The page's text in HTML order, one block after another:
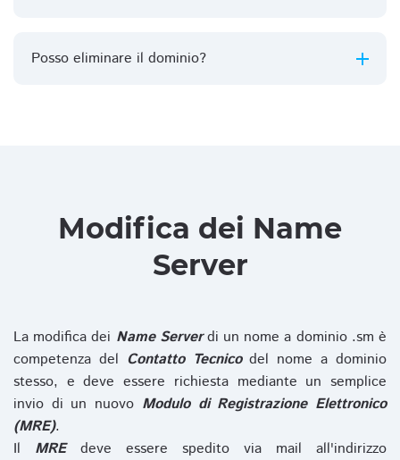
Posso eliminare il dominio?
Modifica dei Name
Server
La modifica dei Name Serverdi un nome a dominio .sm è
competenza del Contatto Tecnicodel nome a dominio
stesso, e deve essere richiesta mediante un semplice
invio di un nuovo Modulo di Registrazione Elettronico
(MRE).
Il MREdeve essere spedito via mail all'indirizzo